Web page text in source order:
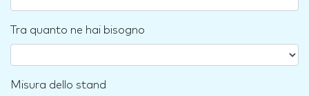
Tra quanto ne hai bisogno
Misura dello stand